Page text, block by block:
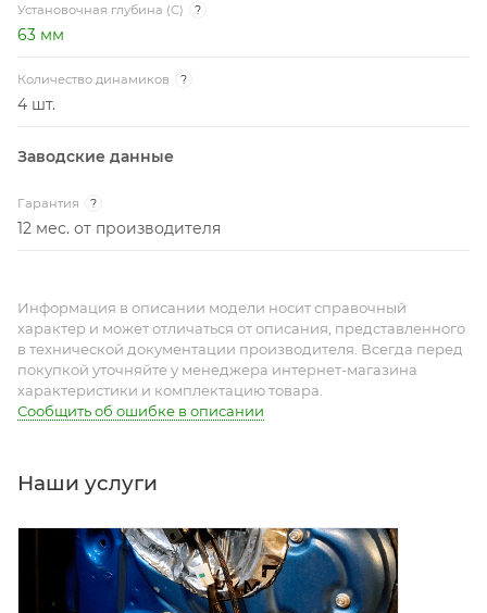
Установочная глубина (C) ?
63 мм
Количество динамиков ?
4 шт.
Заводские данные
Гарантия ?
12 мес. от производителя
Информация в описании модели носит справочный
характер и может отличаться от описания, представленного
в технической документации производителя. Всегда перед
покупкой уточняйте у менеджера интернет-магазина
характеристики и комплектацию товара.
Сообщить об ошибке в описании
Наши услуги